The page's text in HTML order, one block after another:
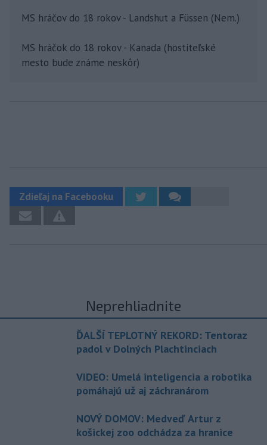
MS hráčov do 18 rokov - Landshut a Füssen (Nem.)
MS hráčok do 18 rokov - Kanada (hostiteľské
mesto bude známe neskôr)
Zdieľaj na Facebooku
Neprehliadnite
ĎALŠÍ TEPLOTNÝ REKORD: Tentoraz
padol v Dolných Plachtinciach
VIDEO: Umelá inteligencia a robotika
pomáhajú už aj záchranárom
NOVÝ DOMOV: Medveď Artur z
košickej zoo odchádza za hranice